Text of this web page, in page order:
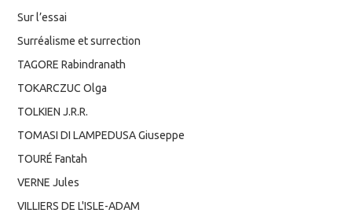
Sur l’essai
Surréalisme et surrection
TAGORE Rabindranath
TOKARCZUC Olga
TOLKIEN J.R.R.
TOMASI DI LAMPEDUSA Giuseppe
TOURÉ Fantah
VERNE Jules
VILLIERS DE L'ISLE-ADAM